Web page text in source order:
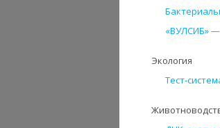
«ВУЛСИБ» —
Экология
Тест-